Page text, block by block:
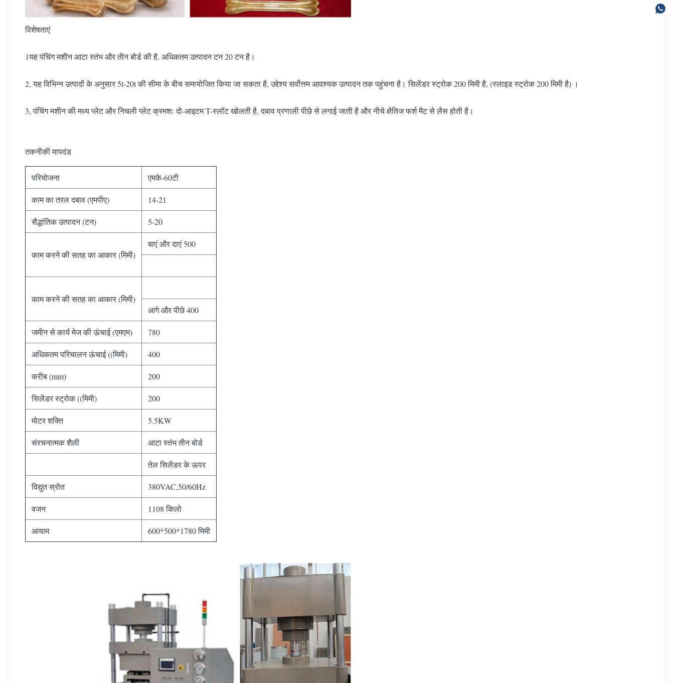
विशेषताएं
1यह पंचिंग मशीन आटा स्तंभ और तीन बोर्ड की है, अधिकतम उत्पादन टन 20 टन है।
2, यह विभिन्न उत्पादों के अनुसार 5t-20t की सीमा के बीच समायोजित किया जा सकता है, उद्देश्य सर्वोत्तम आवश्यक उत्पादन तक पहुंचना है। सिलेंडर स्ट्रोक 200 मिमी है, (स्लाइड स्ट्रोक 200 मिमी है) ।
3, पंचिंग मशीन की मध्य प्लेट और निचली प्लेट क्रमशः दो-आइटम T-स्लॉट खोलती है, दबाव प्रणाली पीछे से लगाई जाती है और नीचे क्षैतिज फर्श मैट से लैस होती है।
तकनीकी मापदंड
परियोजना एमके-60टी
काम का तरल दबाव (एमपीए) 14-21
सैद्धांतिक उत्पादन (टन) 5-20
काम करने की सतह का आकार (मिमी)
बाएं और दाएं 500
काम करने की सतह का आकार (मिमी)
आगे और पीछे 400
जमीन से कार्य मेज की ऊंचाई (एमएम) 780
अधिकतम परिचालन ऊंचाई ((मिमी) 400
करीब (mm) 200
सिलेंडर स्ट्रोक ((मिमी) 200
मोटर शक्ति 5.5KW
संरचनात्मक शैली आटा स्तंभ तीन बोर्ड
तेल सिलेंडर के ऊपर
विद्युत स्रोत 380VAC,50/60Hz
वजन 1108 किलो
आयाम 600*500*1780 मिमी